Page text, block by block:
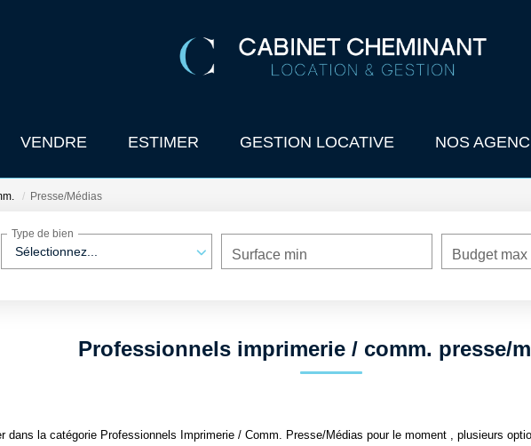
VENDRE ESTIMER GESTION LOCATIVE NOS
Presse/Médias
Sélectionnez...
Type de bien
Surface min Budget max
Professionnels imprimerie / comm. presse/
dans la catégorie Professionnels Imprimerie / Comm. Presse/Médias pour le moment , plusieurs